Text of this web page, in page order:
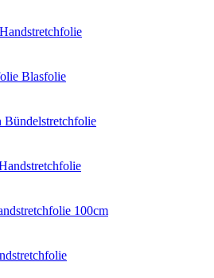
Blasfolie
Bündelstretchfolie
100cm